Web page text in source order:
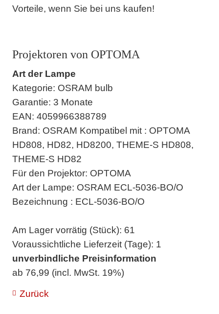
Vorteile, wenn Sie bei uns kaufen!
Projektoren von OPTOMA
Art der Lampe
Kategorie: OSRAM bulb
Garantie: 3 Monate
EAN: 4059966388789
Brand: OSRAM Kompatibel mit : OPTOMA
HD808, HD82, HD8200, THEME-S HD808,
THEME-S HD82
Für den Projektor: OPTOMA
Art der Lampe: OSRAM ECL-5036-BO/O
Bezeichnung : ECL-5036-BO/O
Am Lager vorrätig (Stück): 61
Voraussichtliche Lieferzeit (Tage): 1
unverbindliche Preisinformation
ab 76,99 (incl. MwSt. 19%)
Zurück